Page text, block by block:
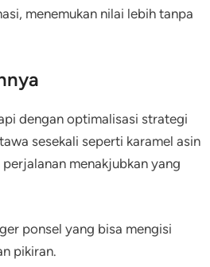
menemukan nilai lebih tanpa
dengan optimalisasi strategi
sesekali seperti karamel asin
menakjubkan yang
ponsel yang bisa mengisi
pikiran.